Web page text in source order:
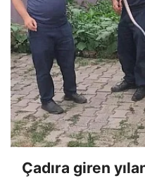
Çadıra giren